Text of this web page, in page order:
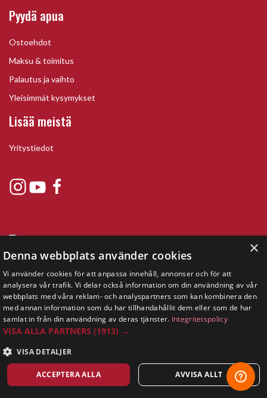
Pyydä apua
Ostoehdot
Maksu & toimitus
Palautus ja vaihto
Yleisimmät kysymykset
Lisää meistä
Yritystiedot
Copyright © 2019 This site is Licensed to 377 Sport AB
Tietosuojakäytäntö
Evästeet
×
Denna webbplats använder cookies
Vi använder cookies för att anpassa innehåll, annonser och för att
analysera vår trafik. Vi delar också information om din användning av vår
webbplats med våra reklam- och analyspartners som kan kombinera den
med annan information som du har tillhandahållit dem eller som de har
samlat in från din användning av deras tjänster. Integritetspolicy
VISA ALLA PARTNERS (1913) →
VISA DETALJER
ACCEPTERA ALLA AVVISA ALLT